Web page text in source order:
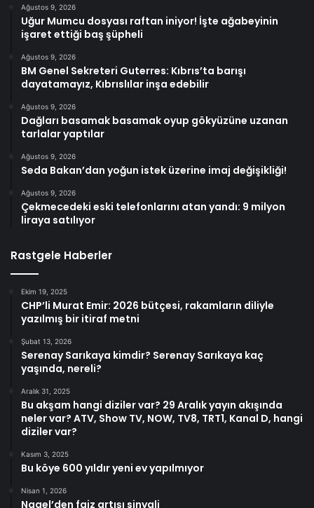
Ağustos 9, 2026
Uğur Mumcu dosyası raftan iniyor! İşte ağabeyinin
işaret ettiği baş şüpheli
Ağustos 9, 2026
BM Genel Sekreteri Guterres: Kıbrıs’ta barışı
dayatamayız, Kıbrıslılar inşa edebilir
Ağustos 9, 2026
Dağları basamak basamak oyup gökyüzüne uzanan
tarlalar yaptılar
Ağustos 9, 2026
Seda Bakan’dan yoğun istek üzerine imaj değişikliği!
Ağustos 9, 2026
Çekmecedeki eski telefonlarını atan yandı: 9 milyon
liraya satılıyor
Rastgele Haberler
Ekim 19, 2025
CHP’li Murat Emir: 2026 bütçesi, rakamların diliyle
yazılmış bir itiraf metni
Şubat 13, 2026
Serenay Sarıkaya kimdir? Serenay Sarıkaya kaç
yaşında, nereli?
Aralık 31, 2025
Bu akşam hangi diziler var? 29 Aralık yayın akışında
neler var? ATV, Show TV, NOW, TV8, TRT1, Kanal D, hangi
diziler var?
Kasım 3, 2025
Bu köye 600 yıldır yeni ev yapılmıyor
Nisan 1, 2026
Nagel’den faiz artışı sinyali